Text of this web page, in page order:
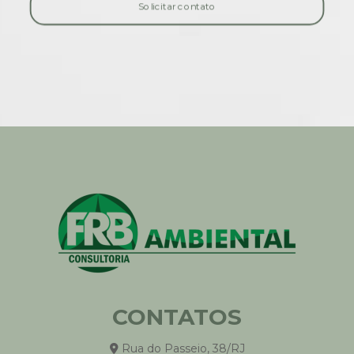
Responsabilidade Civil Ambiental: Guia Completo
Transição Energética e Projetos Sustentáveis
Impacto Social e Valor Sustentável
Due Diligence Ambiental
Créditos de Carbono
Inventário GEE e Regulação Ambiental
Solicitar contato
CONTATOS
Rua do Passeio, 38/RJ